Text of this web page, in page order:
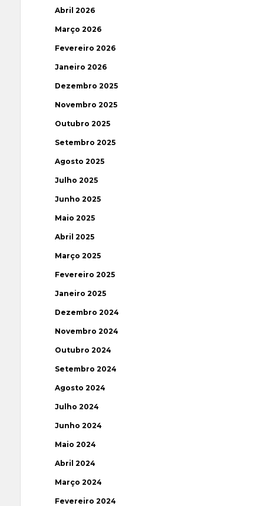
Abril 2026
Março 2026
Fevereiro 2026
Janeiro 2026
Dezembro 2025
Novembro 2025
Outubro 2025
Setembro 2025
Agosto 2025
Julho 2025
Junho 2025
Maio 2025
Abril 2025
Março 2025
Fevereiro 2025
Janeiro 2025
Dezembro 2024
Novembro 2024
Outubro 2024
Setembro 2024
Agosto 2024
Julho 2024
Junho 2024
Maio 2024
Abril 2024
Março 2024
Fevereiro 2024